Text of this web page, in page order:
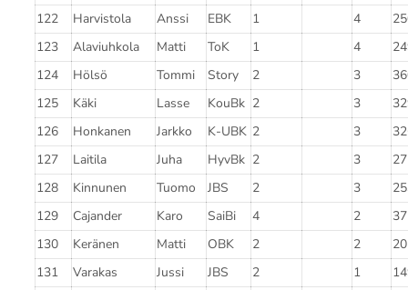
122
Harvistola Anssi EBK 1 4
123
Alaviuhkola Matti ToK 1 4
124
Hölsö Tommi Story 2 3
125
Käki Lasse KouBk 2 3
126
Honkanen Jarkko K-UBK 2 3
127
Laitila Juha HyvBk 2 3
128
Kinnunen Tuomo JBS 2 3
129
Cajander Karo SaiBi 4 2
130
Keränen Matti OBK 2 2
131
Varakas Jussi JBS 2 1